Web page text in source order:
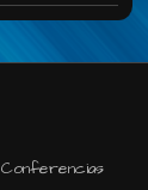
Conferencias